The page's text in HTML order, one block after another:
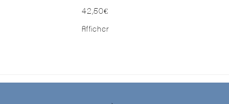
42,50€
Afficher